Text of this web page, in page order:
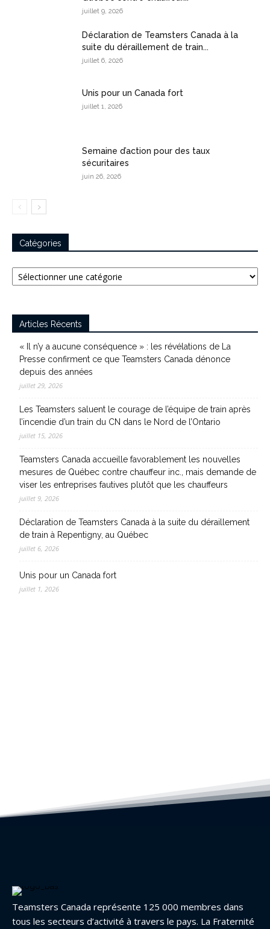
juillet 9, 2026
Déclaration de Teamsters Canada à la
suite du déraillement de train...
juillet 6, 2026
Unis pour un Canada fort
juillet 1, 2026
Semaine d’action pour des taux
sécuritaires
juin 26, 2026
Catégories
Catégories
Articles Récents
« Il n’y a aucune conséquence » : les révélations de La
Presse confirment ce que Teamsters Canada dénonce
depuis des années
juillet 29, 2026
Les Teamsters saluent le courage de l’équipe de train après
l’incendie d’un train du CN dans le Nord de l’Ontario
juillet 15, 2026
Teamsters Canada accueille favorablement les nouvelles
mesures de Québec contre chauffeur inc., mais demande de
viser les entreprises fautives plutôt que les chauffeurs
juillet 9, 2026
Déclaration de Teamsters Canada à la suite du déraillement
de train à Repentigny, au Québec
juillet 6, 2026
Unis pour un Canada fort
juillet 1, 2026
Teamsters Canada représente 125 000 membres dans
tous les secteurs d’activité à travers le pays. La Fraternité